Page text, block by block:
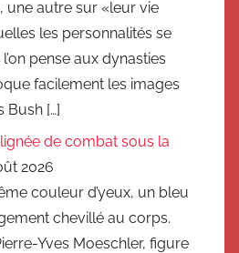
une autre sur «leur vie
les personnalités se
pense aux dynasties
facilement les images
Bush […]
de combat sous la
2026
couleur d’yeux, un bleu
chevillé au corps.
Yves Moeschler, figure